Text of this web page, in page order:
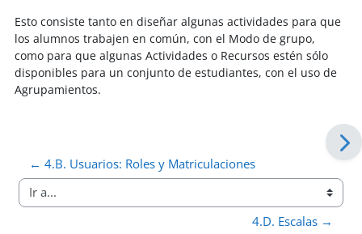
Esto consiste tanto en diseñar algunas actividades para que
los alumnos trabajen en común, con el Modo de grupo,
como para que algunas Actividades o Recursos estén sólo
disponibles para un conjunto de estudiantes, con el uso de
Agrupamientos.
← 4.B. Usuarios: Roles y Matriculaciones
Ir a...
4.D. Escalas →